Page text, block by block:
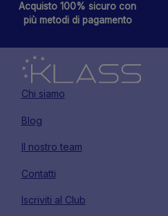
Acquisto 100% sicuro con
più metodi di pagamento
Chi siamo
Blog
Il nostro team
Contatti
Iscriviti al Club